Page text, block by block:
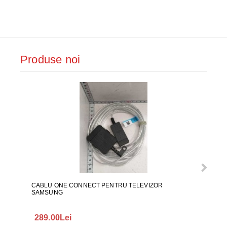
Produse noi
CABLU ONE CONNECT PENTRU TELEVIZOR
SAMSUNG
289.00Lei